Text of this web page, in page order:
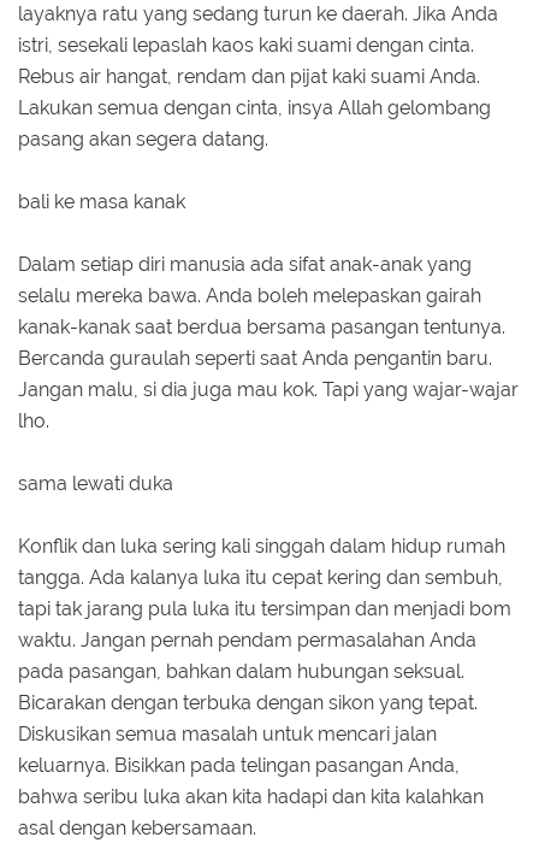
layaknya ratu yang sedang turun ke daerah. Jika Anda
istri, sesekali lepaslah kaos kaki suami dengan cinta.
Rebus air hangat, rendam dan pijat kaki suami Anda.
Lakukan semua dengan cinta, insya Allah gelombang
pasang akan segera datang.
bali ke masa kanak
Dalam setiap diri manusia ada sifat anak-anak yang
selalu mereka bawa. Anda boleh melepaskan gairah
kanak-kanak saat berdua bersama pasangan tentunya.
Bercanda guraulah seperti saat Anda pengantin baru.
Jangan malu, si dia juga mau kok. Tapi yang wajar-wajar
lho.
sama lewati duka
Konflik dan luka sering kali singgah dalam hidup rumah
tangga. Ada kalanya luka itu cepat kering dan sembuh,
tapi tak jarang pula luka itu tersimpan dan menjadi bom
waktu. Jangan pernah pendam permasalahan Anda
pada pasangan, bahkan dalam hubungan seksual.
Bicarakan dengan terbuka dengan sikon yang tepat.
Diskusikan semua masalah untuk mencari jalan
keluarnya. Bisikkan pada telingan pasangan Anda,
bahwa seribu luka akan kita hadapi dan kita kalahkan
asal dengan kebersamaan.